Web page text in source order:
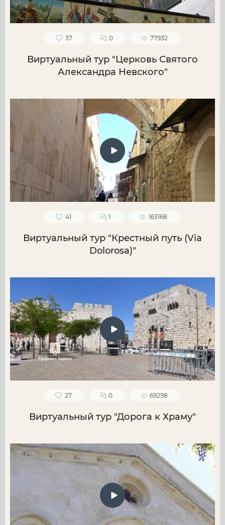
37 0 77932
Виртуальный тур "Церковь Святого
Александра Невского"
41 1 163168
Виртуальный тур "Крестный путь (Via
Dolorosa)"
27 0 69298
Виртуальный тур "Дорога к Храму"